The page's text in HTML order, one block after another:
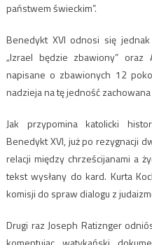
państwem świeckim”.
Benedykt XVI odnosi się
„Izrael będzie zbawiony”
napisane o zbawionych 12
nadzieja na tę jedność
Jak przypomina katolicki
Benedykt XVI, już po rezygnacji
relacji między chrześcijanami a
tekst wysłany do kard. Kurta
komisji do spraw dialogu z
Drugi raz Joseph Ratiznger